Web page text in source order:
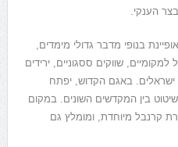
הענקי.
בנופי מדבר גדולי מימדים,
שווקים ססגוניים, ירידים
ישראלים. באגם הקדוש, יפתח
בין המקדשים השונים. במקום
קרנבל מיוחדת, ומומלץ גם